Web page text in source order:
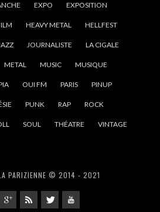
EXPO EXPOSITION
HEAVY METAL HELLFEST
JOURNALISTE LA CIGALE
METAL MUSIC MUSIQUE
OUI FM PARIS PINUP
PUNK RAP ROCK
SOUL THÉATRE VINTAGE
PARIZIENNE © 2014 - 2021